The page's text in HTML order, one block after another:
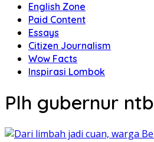
English Zone
Paid Content
Essays
Citizen Journalism
Wow Facts
Inspirasi Lombok
Plh gubernur ntb